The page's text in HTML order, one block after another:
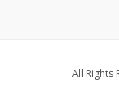
All Rights